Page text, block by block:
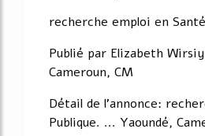
recherche emploi en
Publié par Elizabeth
Cameroun, CM
Détail de l'annonce:
Publique. ... Yaoundé,